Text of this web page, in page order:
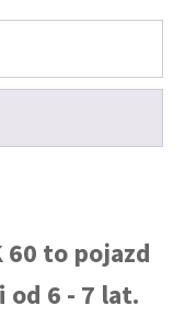
60 to pojazd
6 - 7 lat.